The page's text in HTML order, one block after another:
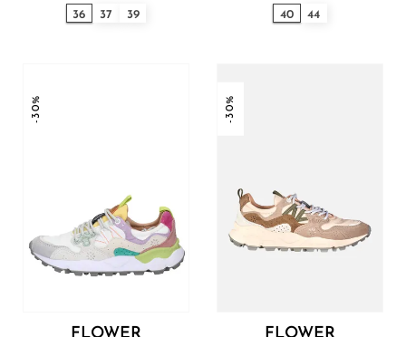
36 37 39 40 44
-30%
FLOWER
-30%
FLOWER